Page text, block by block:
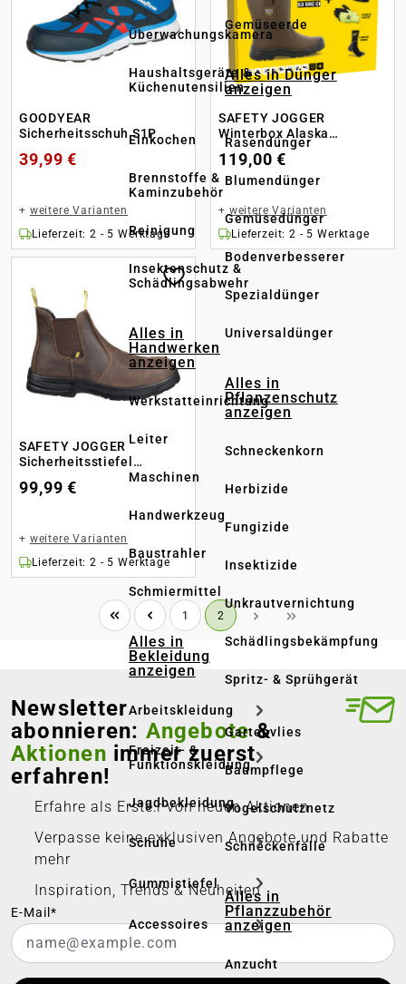
Überwachungskamera
Haushaltsgeräte &
Küchenutensilien
Einkochen
Brennstoffe &
Kaminzubehör
Reinigung
Insektenschutz &
Schädlingsabwehr
Alles in
Handwerken
anzeigen
Werkstatteinrichtung
Leiter
Maschinen
Handwerkzeug
Baustrahler
Schmiermittel
Alles in
Bekleidung
anzeigen
Arbeitskleidung
Freizeit- &
Funktionskleidung
Jagdbekleidung
Schuhe
Gummistiefel
Accessoires
Gemüseerde
Alles in Dünger
anzeigen
Rasendünger
Blumendünger
Gemüsedünger
Bodenverbesserer
Spezialdünger
Universaldünger
Alles in
Pflanzenschutz
anzeigen
Schneckenkorn
Herbizide
Fungizide
Insektizide
Unkrautvernichtung
Schädlingsbekämpfung
Spritz- & Sprühgerät
Gartenvlies
Baumpflege
Vogelschutznetz
Schneckenfalle
Alles in
Pflanzzubehör
anzeigen
Anzucht
GOODYEAR
Sicherheitsschuh S1P
39,99 €
+ weitere Varianten
Lieferzeit: 2 - 5 Werktage
SAFETY JOGGER
Winterbox Alaska
Sicherheitsstiefel S3
119,00 €
+ weitere Varianten
Lieferzeit: 2 - 5 Werktage
SAFETY JOGGER
Sicherheitsstiefel
99,99 €
+ weitere Varianten
Lieferzeit: 2 - 5 Werktage
Seite
1 Seite
2
Newsletter
abonnieren: Angebote &
Aktionen immer zuerst
erfahren!
Erfahre als Erste:r von neuen Aktionen
Verpasse keine exklusiven Angebote und Rabatte
mehr
Inspiration, Trends & Neuheiten
E-Mail*